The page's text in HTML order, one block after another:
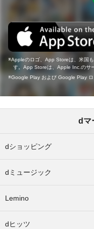
Appleのロゴ、App Storeは、米国
す。App Storeは、Apple Inc.のサ
Google Play および Google Play ロ
dマ
dショッピング
dミュージック
Lemino
dヒッツ